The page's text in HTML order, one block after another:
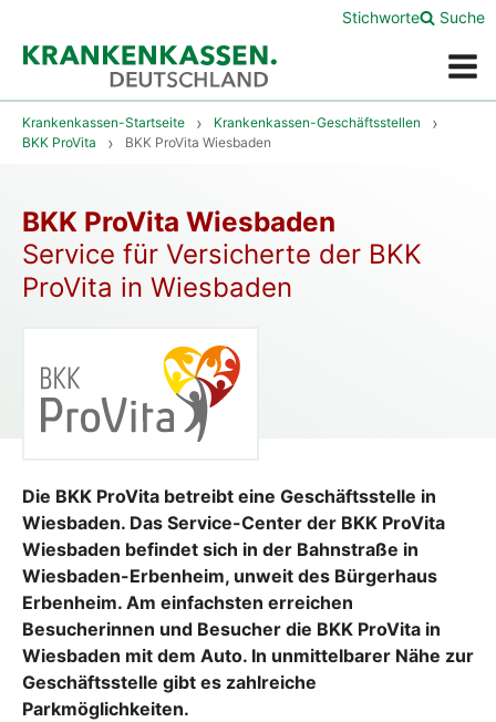
Menü
Stichworte Suche
Krankenkassen-Startseite
Krankenkassen-Geschäftsstellen
BKK ProVita
BKK ProVita Wiesbaden
BKK ProVita Wiesbaden
Service für Versicherte der BKK
ProVita in Wiesbaden
Die BKK ProVita betreibt eine Geschäftsstelle in
Wiesbaden. Das Service-Center der BKK ProVita
Wiesbaden befindet sich in der Bahnstraße in
Wiesbaden-Erbenheim, unweit des Bürgerhaus
Erbenheim. Am einfachsten erreichen
Besucherinnen und Besucher die BKK ProVita in
Wiesbaden mit dem Auto. In unmittelbarer Nähe zur
Geschäftsstelle gibt es zahlreiche
Parkmöglichkeiten.